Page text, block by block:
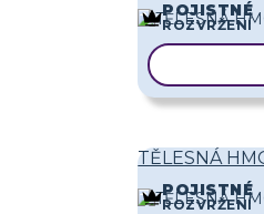
POJISTNÉ
ROZVRŽENÍ
TĚLESNÁ
POJISTNÉ
ROZVRŽENÍ